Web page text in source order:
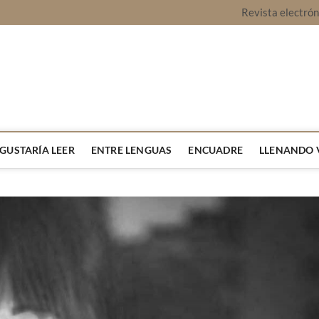
Revista
LEER ENTRE LENGUAS ENCUADRE LLENANDO